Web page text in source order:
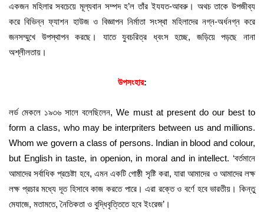
একজন মহিলার সবচেয়ে মূল্যবান সম্পদ হ’ল তাঁর ইযযত-আবরু। অথচ তাকে উপজীব্য
করে বিভিন্ন ফ্যাশন হাউজ ও বিজ্ঞাপন নির্মাতা সংস্থা মহিলাদের নগ্ন-অর্ধনগ্ন করে
জনসম্মুখে উপস্থাপন করছে। যাতে যুবচরিত্র ধ্বংস হচ্ছে, জড়িয়ে পড়ছে নানা
অশ্লীলতায়।
উপসংহার:
লর্ড মেকলে ১৯৩৬ সালে বলেছিলেন, We must at present do our best to
form a class, who may be interpriters between us and millions.
Whom we govern a class of persons. Indian in blood and colour,
but English in taste, in openion, in moral and in intellect. ‘বর্তমানে
আমাদের সর্বাধিক প্রচেষ্টা হবে, এমন একটি গোষ্ঠী সৃষ্টি করা, যারা আমাদের ও আমাদের লক্ষ
লক্ষ প্রচার মধ্যে দূত হিসাবে কাজ করতে পারে। এরা রক্তে ও বর্ণে হবে ভারতীয়। কিন্তু
মেযাজে, মতামতে, নৈতিকতা ও বুদ্ধিবৃত্তিতে হবে ইংরেজ’।